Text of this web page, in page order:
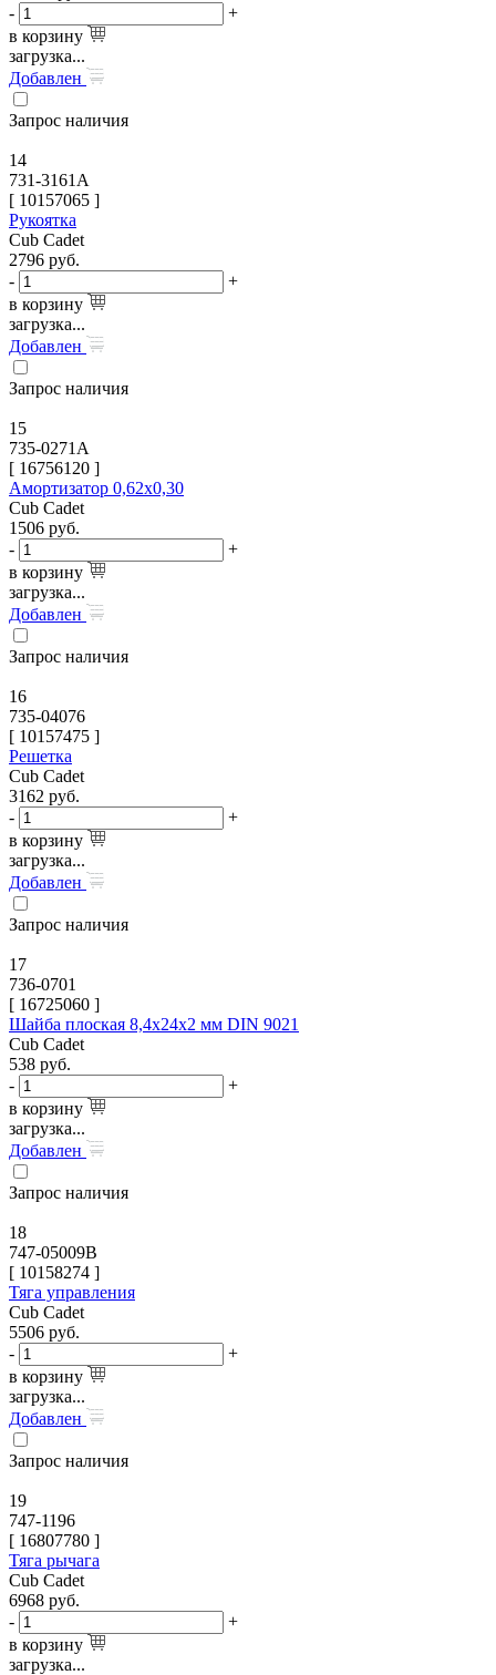
-
+
в корзину
загрузка...
Добавлен
Запрос наличия
14
731-3161A
[ 10157065 ]
Рукоятка
Cub Cadet
2796 руб.
-
+
в корзину
загрузка...
Добавлен
Запрос наличия
15
735-0271A
[ 16756120 ]
Амортизатор 0,62х0,30
Cub Cadet
1506 руб.
-
+
в корзину
загрузка...
Добавлен
Запрос наличия
16
735-04076
[ 10157475 ]
Решетка
Cub Cadet
3162 руб.
-
+
в корзину
загрузка...
Добавлен
Запрос наличия
17
736-0701
[ 16725060 ]
Шайба плоская 8,4х24х2 мм DIN 9021
Cub Cadet
538 руб.
-
+
в корзину
загрузка...
Добавлен
Запрос наличия
18
747-05009B
[ 10158274 ]
Тяга управления
Cub Cadet
5506 руб.
-
+
в корзину
загрузка...
Добавлен
Запрос наличия
19
747-1196
[ 16807780 ]
Тяга рычага
Cub Cadet
6968 руб.
-
+
в корзину
загрузка...